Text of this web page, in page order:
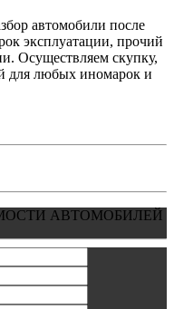
автомобили после
эксплуатации, прочий
Осуществляем скупку,
для любых иномарок и
АВТОМОБИЛЕЙ